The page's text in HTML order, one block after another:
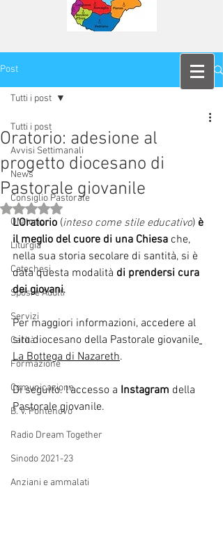
Post
Tutti i post
Avvisi Settimanali
News
Consiglio Pastorale
Oratorio
Liturgia
Catechesi
Sposi e Adulti
Servizi
Carità
Formazione
Comunicazione
B. V. Pontenovo
Radio Dream Together
Sinodo 2021-23
Anziani e ammalati
Tutti i post
Oratorio: adesione al
progetto diocesano di
Pastorale giovanile
Valutazione NaN stelle su 5.
L’Oratorio (inteso come stile educativo) è
il meglio del cuore di una Chiesa che,
nella sua storia secolare di santità, si è
data questa modalità di prendersi cura
dei giovani.
Per maggiori informazioni, accedere al
sito diocesano della Pastorale giovanile
La Bottega di Nazareth.
Di seguito. l'accesso a Instagram della
Pastorale giovanile.